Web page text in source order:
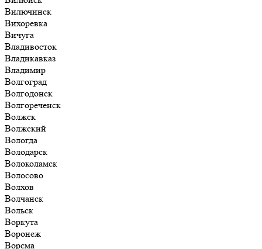
Вилючинск
Вихоревка
Вичуга
Владивосток
Владикавказ
Владимир
Волгоград
Волгодонск
Волгореченск
Волжск
Волжский
Вологда
Володарск
Волоколамск
Волосово
Волхов
Волчанск
Вольск
Воркута
Воронеж
Ворсма